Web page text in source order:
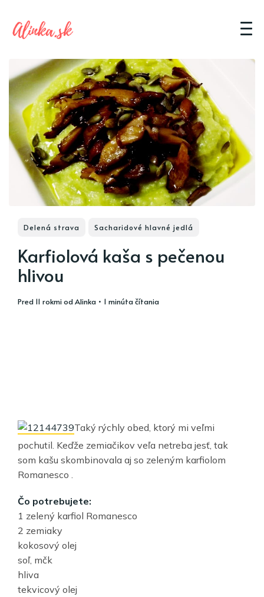
Delená strava Sacharidové hlavné jedlá
Karfiolová kaša s pečenou
hlivou
pred 11 rokmiodAlinka • 1 minúta čítania
Taký rýchly obed, ktorý mi veľmi
pochutil. Keďže zemiačikov veľa netreba jesť, tak
som kašu skombinovala aj so zeleným karfiolom
Romanesco .
Čo potrebujete:
1 zelený karfiol Romanesco
2 zemiaky
kokosový olej
soľ, mčk
hliva
tekvicový olej